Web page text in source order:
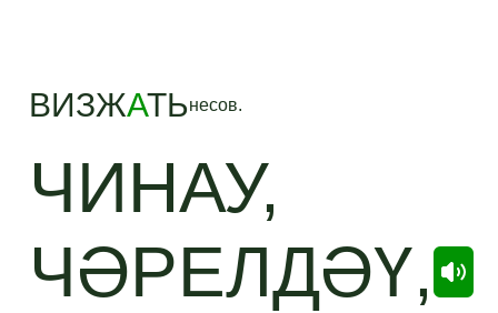
ВИЗЖАТЬнесов.
ЧИНАУ,
ЧӘРЕЛДӘҮ,